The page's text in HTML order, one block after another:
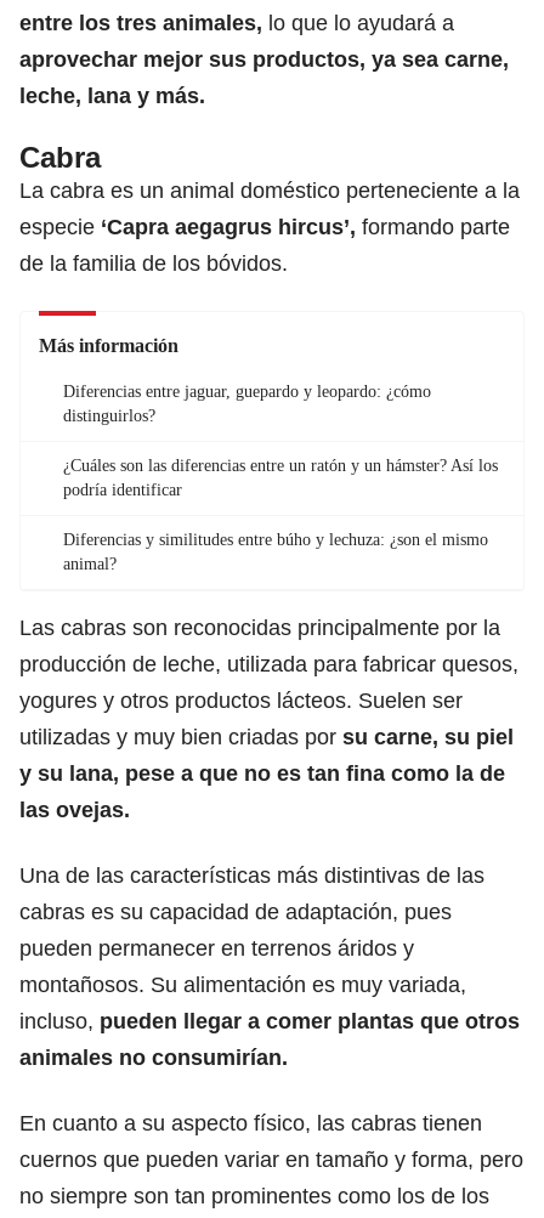
entre los tres animales, lo que lo ayudará a
aprovechar mejor sus productos, ya sea carne,
leche, lana y más.
Cabra
La cabra es un animal doméstico perteneciente a la
especie ‘Capra aegagrus hircus’, formando parte
de la familia de los bóvidos.
Más información
Diferencias entre jaguar, guepardo y leopardo: ¿cómo
distinguirlos?
¿Cuáles son las diferencias entre un ratón y un hámster? Así los
podría identificar
Diferencias y similitudes entre búho y lechuza: ¿son el mismo
animal?
Las cabras son reconocidas principalmente por la
producción de leche, utilizada para fabricar quesos,
yogures y otros productos lácteos. Suelen ser
utilizadas y muy bien criadas por su carne, su piel
y su lana, pese a que no es tan fina como la de
las ovejas.
Una de las características más distintivas de las
cabras es su capacidad de adaptación, pues
pueden permanecer en terrenos áridos y
montañosos. Su alimentación es muy variada,
incluso, pueden llegar a comer plantas que otros
animales no consumirían.
En cuanto a su aspecto físico, las cabras tienen
cuernos que pueden variar en tamaño y forma, pero
no siempre son tan prominentes como los de los